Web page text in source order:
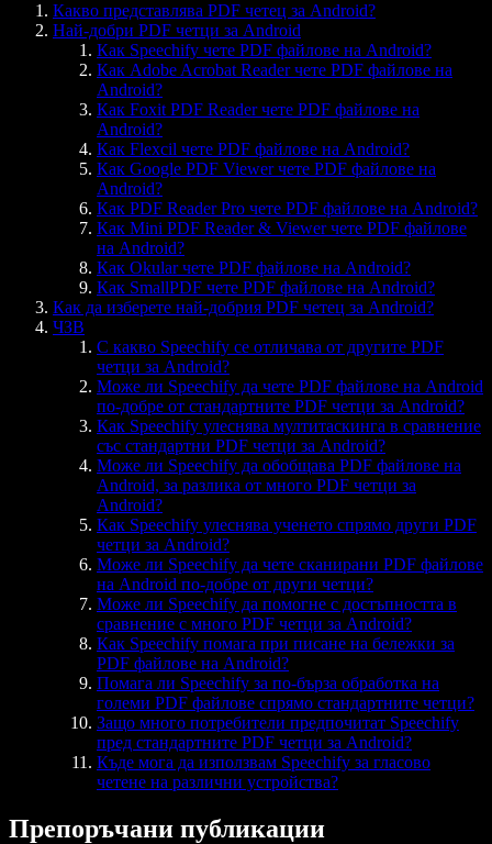
Какво представлява PDF четец за Android?
Най-добри PDF четци за Android
Как Speechify чете PDF файлове на Android?
Как Adobe Acrobat Reader чете PDF файлове на
Android?
Как Foxit PDF Reader чете PDF файлове на
Android?
Как Flexcil чете PDF файлове на Android?
Как Google PDF Viewer чете PDF файлове на
Android?
Как PDF Reader Pro чете PDF файлове на Android?
Как Mini PDF Reader & Viewer чете PDF файлове
на Android?
Как Okular чете PDF файлове на Android?
Как SmallPDF чете PDF файлове на Android?
Как да изберете най-добрия PDF четец за Android?
ЧЗВ
С какво Speechify се отличава от другите PDF
четци за Android?
Може ли Speechify да чете PDF файлове на Android
по-добре от стандартните PDF четци за Android?
Как Speechify улеснява мултитаскинга в сравнение
със стандартни PDF четци за Android?
Може ли Speechify да обобщава PDF файлове на
Android, за разлика от много PDF четци за
Android?
Как Speechify улеснява ученето спрямо други PDF
четци за Android?
Може ли Speechify да чете сканирани PDF файлове
на Android по-добре от други четци?
Може ли Speechify да помогне с достъпността в
сравнение с много PDF четци за Android?
Как Speechify помага при писане на бележки за
PDF файлове на Android?
Помага ли Speechify за по-бърза обработка на
големи PDF файлове спрямо стандартните четци?
Защо много потребители предпочитат Speechify
пред стандартните PDF четци за Android?
Къде мога да използвам Speechify за гласово
четене на различни устройства?
Препоръчани публикации